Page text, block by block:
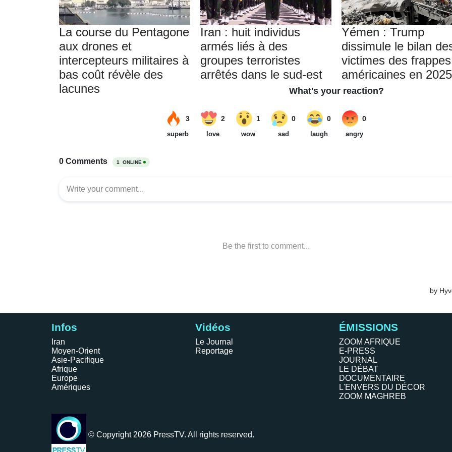
La course du Pentagone
aux drones et
intercepteurs militaires à
bas coût révèle des
lacunes
Iran : huit individus
armés liés à des
groupes terroristes
arrêtés dans le sud-est
Yémen : Trump
dissimule le bilan
victimes des frappes
américaines en 2025
Infos
Iran
Moyen-Orient
Asie-Pacifique
Afrique
Europe
Amériques
Vidéos
Le Journal
Reportage
ÉMISSIONS
ZOOM AFRIQUE
E-PRESS
JOURNAL
LE DÉBAT
DOCUMENTAIRE
L'ENVERS DU DÉCOR
ZOOM MAGHREB
© Copyright 2026 PressTV. All rights reserved.